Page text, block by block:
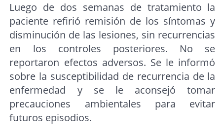
Luego de dos semanas de tratamiento la
paciente refirió remisión de los síntomas y
disminución de las lesiones, sin recurrencias
en los controles posteriores. No se
reportaron efectos adversos. Se le informó
sobre la susceptibilidad de recurrencia de la
enfermedad y se le aconsejó tomar
precauciones ambientales para evitar
futuros episodios.